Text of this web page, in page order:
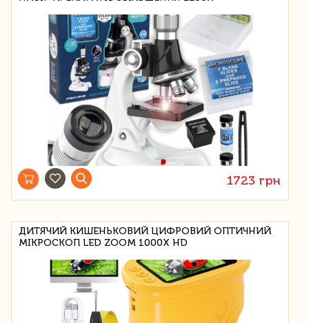
1723 грн
ДИТЯЧИЙ КИШЕНЬКОВИЙ ЦИФРОВИЙ ОПТИЧНИЙ
МІКРОСКОП LED ZOOM 1000X HD